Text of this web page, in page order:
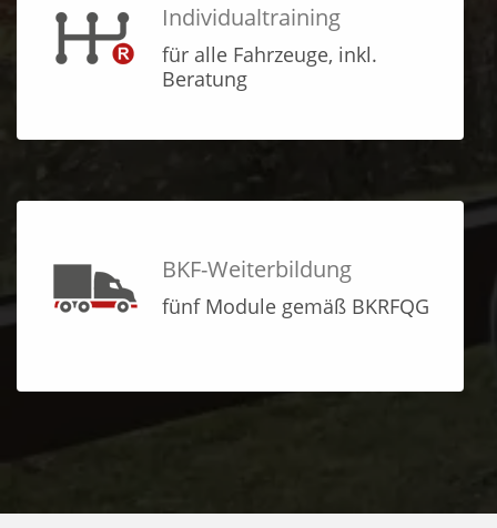
Individualtraining
für alle Fahrzeuge, inkl.
Beratung
BKF-Weiterbildung
fünf Module gemäß BKRFQG